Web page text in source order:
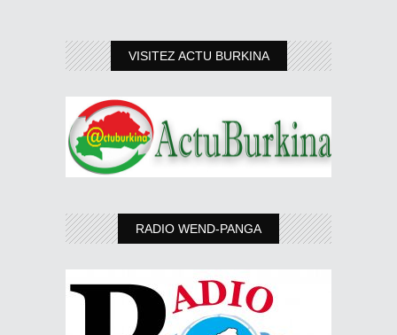
VISITEZ ACTU BURKINA
RADIO WEND-PANGA